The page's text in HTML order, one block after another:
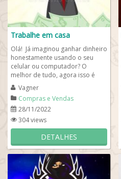
Trabalhe em casa
Olá! Já imaginou ganhar dinheiro
honestamente usando o seu
celular ou computador? O
melhor de tudo, agora isso é
possível e não precisa de
experiência! ...
Vagner
Compras e Vendas
28/11/2022
304 views
DETALHES